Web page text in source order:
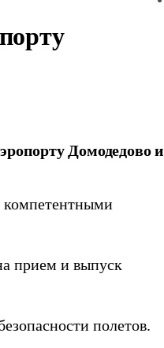
Домодедово и
компетентными
прием и выпуск
полетов.